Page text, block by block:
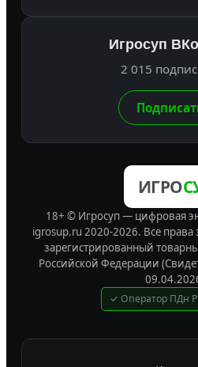
Игросуп
2 015
ИГРО
18+ © Игросуп — цифровая
igrosup.ru 2020-2026. Все
зарегистрированный
Российской Федерации
✓ Оператор ПДн